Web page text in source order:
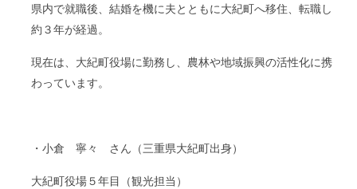
県内で就職後、結婚を機に夫とともに大紀町へ移住、転職し
約３年が経過。
現在は、大紀町役場に勤務し、農林や地域振興の活性化に携
わっています。
・小倉 寧々 さん（三重県大紀町出身）
大紀町役場５年目（観光担当）